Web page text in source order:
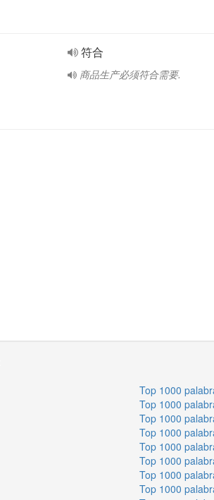
符合
商品生产必须符合需要.
Top 1000
Top 1000
Top 1000
Top 1000
Top 1000
Top 1000
Top 1000
Top 1000